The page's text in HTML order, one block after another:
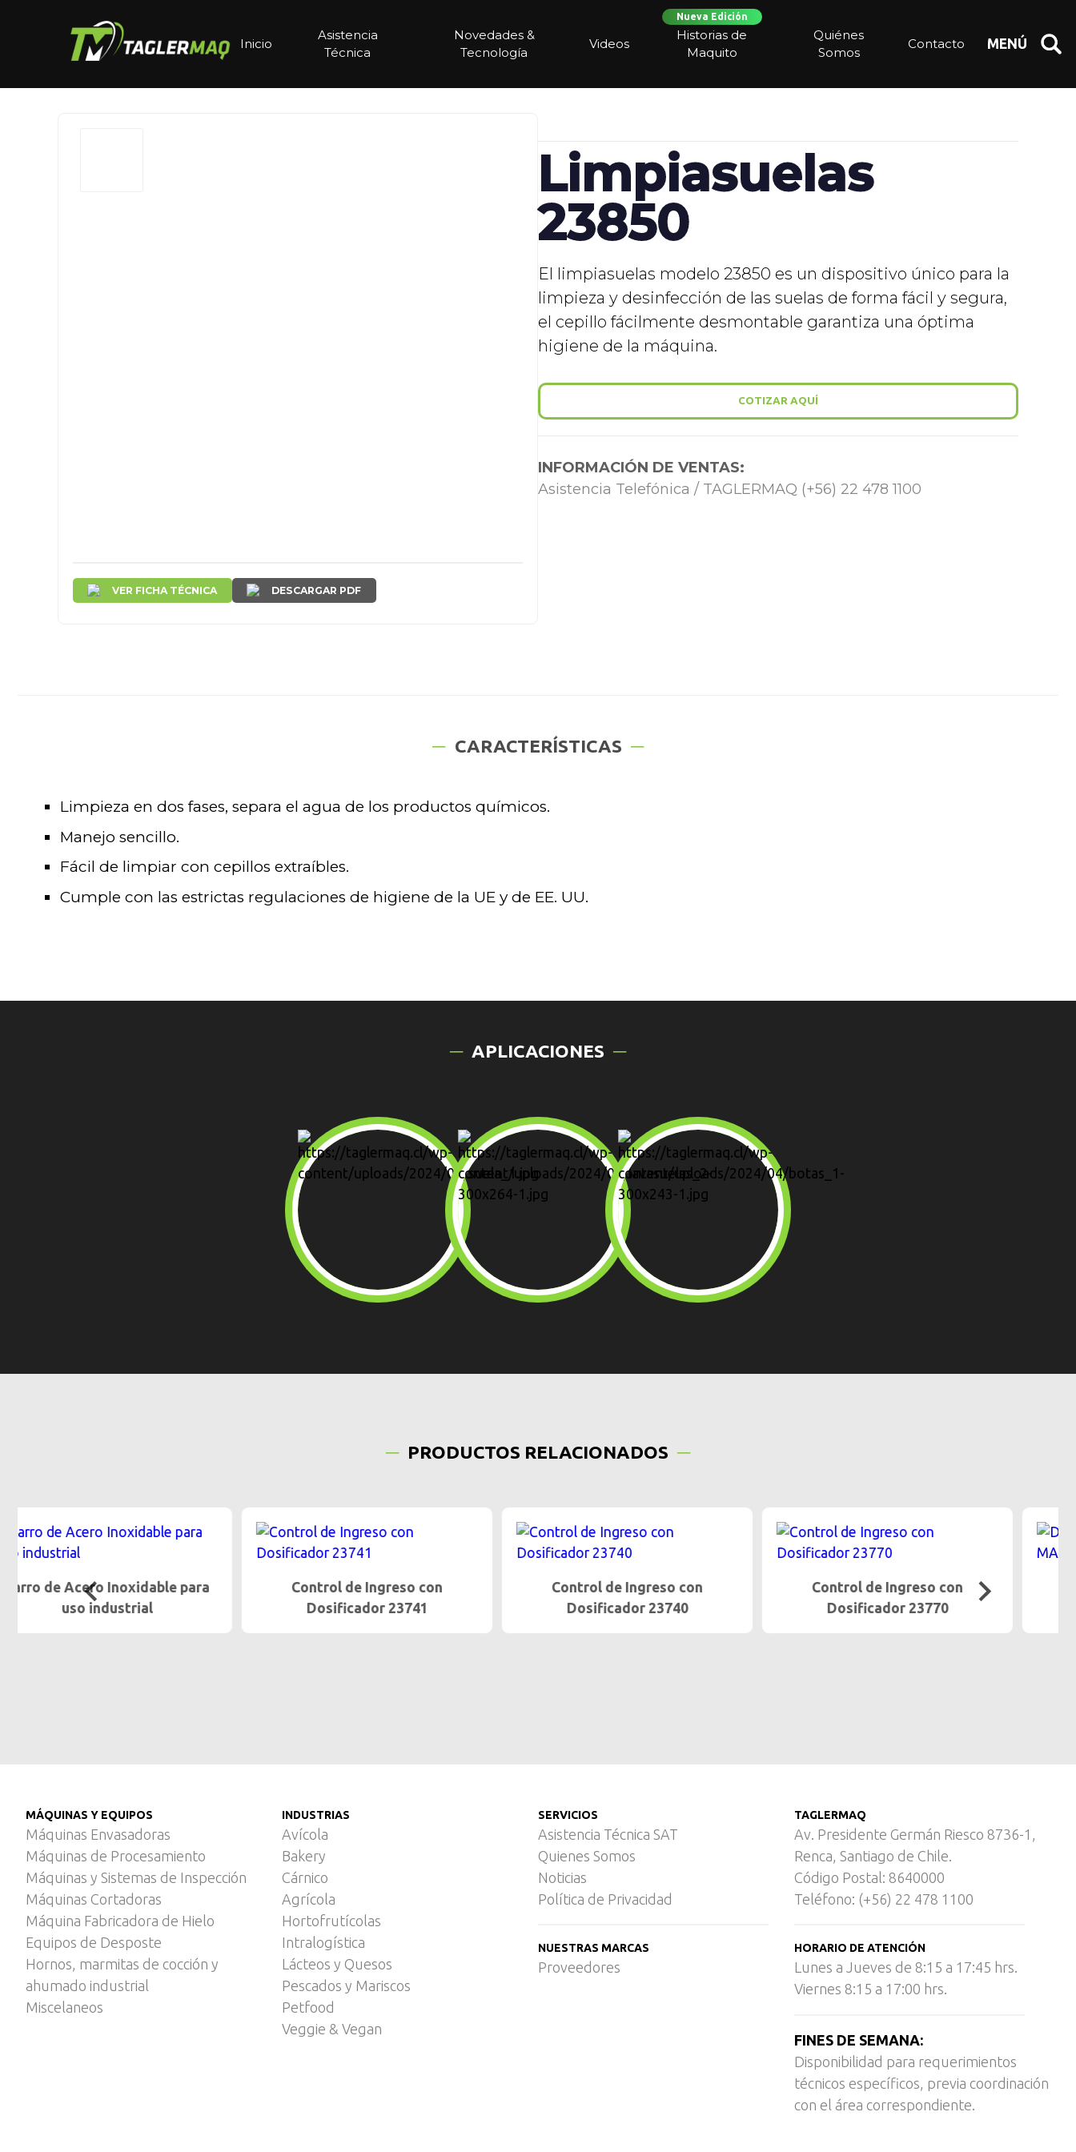
Inicio
Asistencia
Técnica
Novedades &
Tecnología
Videos
Nueva Edición
Historias de
Maquito
Quiénes
Somos
Contacto MENÚ
VER FICHA TÉCNICA DESCARGAR PDF
Limpiasuelas
23850
El limpiasuelas modelo 23850 es un dispositivo único para la
limpieza y desinfección de las suelas de forma fácil y segura,
el cepillo fácilmente desmontable garantiza una óptima
higiene de la máquina.
COTIZAR AQUÍ
INFORMACIÓN DE VENTAS:
Asistencia Telefónica / TAGLERMAQ (+56) 22 478 1100
CARACTERÍSTICAS
Limpieza en dos fases, separa el agua de los productos químicos.
Manejo sencillo.
Fácil de limpiar con cepillos extraíbles.
Cumple con las estrictas regulaciones de higiene de la UE y de EE. UU.
APLICACIONES
PRODUCTOS RELACIONADOS
Control de Ingreso con
Dosificador 23741
Control de Ingreso con
Dosificador 23740
Control de Ingreso con
Dosificador 23770
Desinfección de Manos
MANOTIZER
MÁQUINAS Y EQUIPOS
Máquinas Envasadoras
Máquinas de Procesamiento
Máquinas y Sistemas de Inspección
Máquinas Cortadoras
Máquina Fabricadora de Hielo
Equipos de Desposte
Hornos, marmitas de cocción y
ahumado industrial
Miscelaneos
INDUSTRIAS
Avícola
Bakery
Cárnico
Agrícola
Hortofrutícolas
Intralogística
Lácteos y Quesos
Pescados y Mariscos
Petfood
Veggie & Vegan
SERVICIOS
Asistencia Técnica SAT
Quienes Somos
Noticias
Política de Privacidad
NUESTRAS MARCAS
Proveedores
TAGLERMAQ
Av. Presidente Germán Riesco 8736-1,
Renca, Santiago de Chile.
Código Postal: 8640000
Teléfono: (+56) 22 478 1100
HORARIO DE ATENCIÓN
Lunes a Jueves de 8:15 a 17:45 hrs.
Viernes 8:15 a 17:00 hrs.
FINES DE SEMANA:
Disponibilidad para requerimientos
técnicos específicos, previa coordinación
con el área correspondiente.